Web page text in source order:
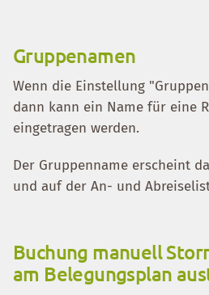
Gruppenamen
Wenn die Einstellung
dann kann ein Name für eine
eingetragen werden.
Der Gruppenname erscheint
und auf der An- und
Buchung manuell
am Belegungsplan